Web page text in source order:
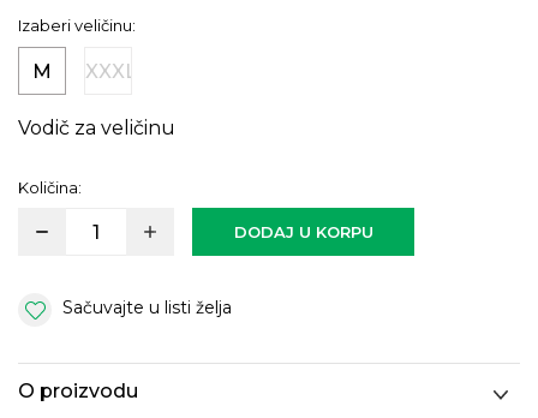
Izaberi veličinu:
M XXXL
Vodič za veličinu
Količina:
DODAJ U KORPU
Sačuvajte u listi želja
O proizvodu